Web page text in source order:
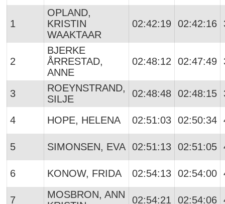
1
OPLAND,
KRISTIN
WAAKTAAR
02:42:19 02:42:16
2
BJERKE
ÅRRESTAD,
ANNE
02:48:12 02:47:49
3
ROEYNSTRAND,
SILJE
02:48:48 02:48:15
4 HOPE, HELENA 02:51:03 02:50:34
5 SIMONSEN, EVA 02:51:13 02:51:05
6 KONOW, FRIDA 02:54:13 02:54:00
7
MOSBRON, ANN
02:54:21 02:54:06